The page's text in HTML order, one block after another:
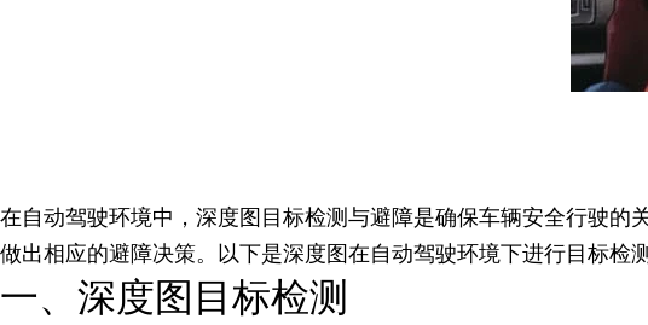
在自动驾驶环境中，深度图目标检测与避障是确保车辆安全行驶
做出相应的避障决策。以下是深度图在自动驾驶环境下进行目标检
一、深度图目标检测